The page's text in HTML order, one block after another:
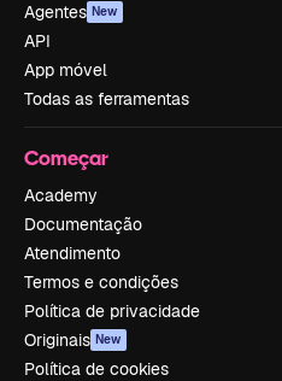
Agentes New
API
App móvel
Todas as ferramentas
Começar
Academy
Documentação
Atendimento
Termos e condições
Política de privacidade
Originais New
Política de cookies